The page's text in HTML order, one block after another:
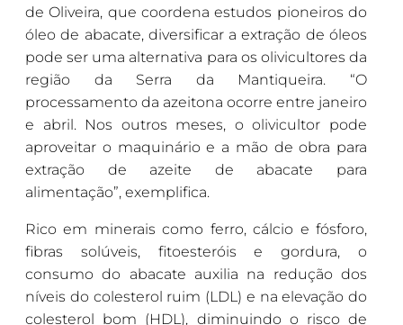
de Oliveira, que coordena estudos pioneiros do
óleo de abacate, diversificar a extração de óleos
pode ser uma alternativa para os olivicultores da
região da Serra da Mantiqueira. “O
processamento da azeitona ocorre entre janeiro
e abril. Nos outros meses, o olivicultor pode
aproveitar o maquinário e a mão de obra para
extração de azeite de abacate para
alimentação”, exemplifica.
Rico em minerais como ferro, cálcio e fósforo,
fibras solúveis, fitoesteróis e gordura, o
consumo do abacate auxilia na redução dos
níveis do colesterol ruim (LDL) e na elevação do
colesterol bom (HDL), diminuindo o risco de